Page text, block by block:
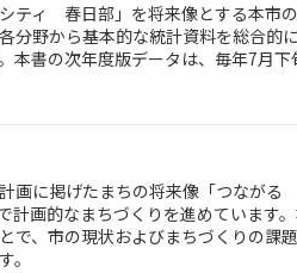
ィ 春日部」を将来像とする本市
分野から基本的な統計資料を総合的
書の次年度版データは、毎年7月下
画に掲げたまちの将来像「つなが
画的なまちづくりを進めています
で、市の現状およびまちづくりの課
。